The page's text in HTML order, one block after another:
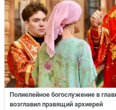
Полиелейное богослужение в
возглавил правящий архиерей